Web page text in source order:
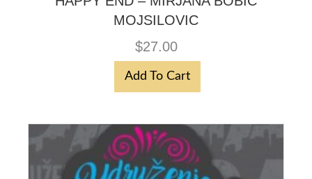
MOJSILOVIC
$27.00
Add To Cart